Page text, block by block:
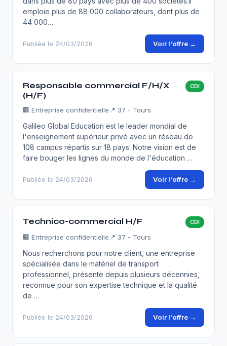
emploie plus de 88 000 collaborateurs, dont plus de
44 000…
Publiée le 24/03/2026 Voir l'offre →
Responsable commercial F/H/X
(H/F)
CDI
🏢 Entreprise confidentielle 📍 37 - Tours
Galileo Global Education est le leader mondial de
l'enseignement supérieur privé avec un réseau de
108 campus répartis sur 18 pays. Notre vision est de
faire bouger les lignes du monde de l'éducation …
Publiée le 24/03/2026 Voir l'offre →
Technico-commercial H/F CDI
🏢 Entreprise confidentielle 📍 37 - Tours
Nous recherchons pour notre client, une entreprise
spécialisée dans le matériel de transport
professionnel, présente depuis plusieurs décennies,
reconnue pour son expertise technique et la qualité
de …
Publiée le 24/03/2026 Voir l'offre →